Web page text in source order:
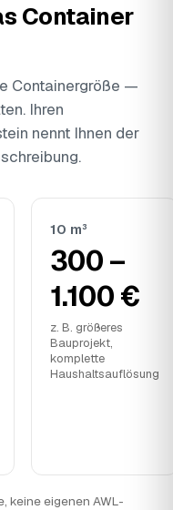
Container
Containergröße —
Ihren
nennt Ihnen der
10 m³
300 –
1.100 €
z. B. größeres
Bauprojekt,
komplette
Haushaltsauflösung
keine eigenen AWL-